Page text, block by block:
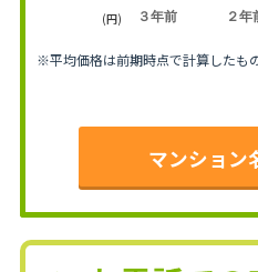
３年前 ２年
(円)
※平均価格は前期時点で計算したもの
マンション